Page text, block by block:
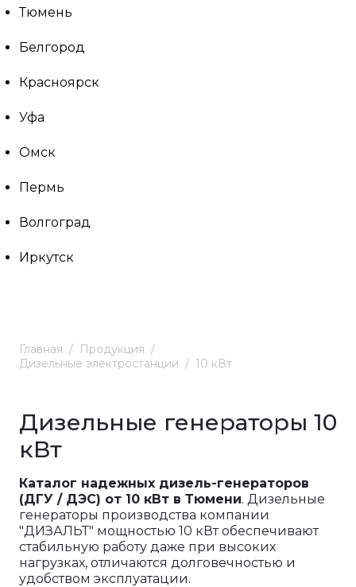
Тюмень
Белгород
Красноярск
Уфа
Омск
Пермь
Волгоград
Иркутск
Главная
Продукция
Дизельные электростанции
10 кВт
Дизельные генераторы 10
кВт
Каталог надежных дизель-генераторов
(ДГУ / ДЭС) от 10 кВт в Тюмени. Дизельные
генераторы производства компании
"ДИЗАЛЬТ" мощностью 10 кВт обеспечивают
стабильную работу даже при высоких
нагрузках, отличаются долговечностью и
удобством эксплуатации.